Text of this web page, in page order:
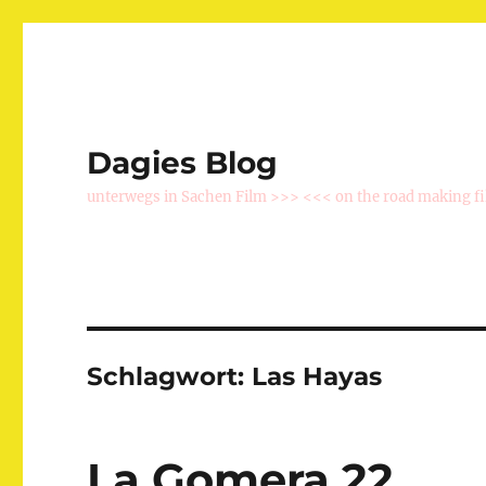
Dagies Blog
unterwegs in Sachen Film >>> <<< on the road making
Schlagwort: Las Hayas